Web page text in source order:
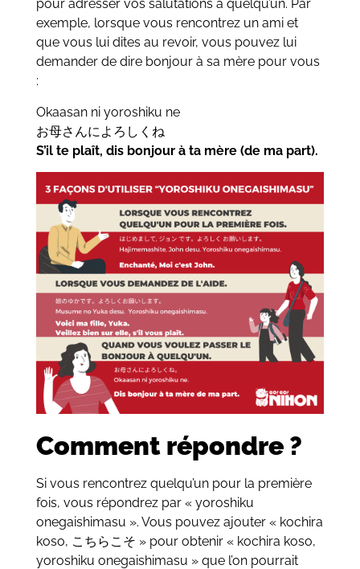
pour adresser vos salutations à quelqu’un. Par
exemple, lorsque vous rencontrez un ami et
que vous lui dites au revoir, vous pouvez lui
demander de dire bonjour à sa mère pour vous
:
Okaasan ni yoroshiku ne
お母さんによろしくね
S’il te plaît, dis bonjour à ta mère (de ma part).
Comment répondre ?
Si vous rencontrez quelqu’un pour la première
fois, vous répondrez par « yoroshiku
onegaishimasu ». Vous pouvez ajouter « kochira
koso, こちらこそ » pour obtenir « kochira koso,
yoroshiku onegaishimasu » que l’on pourrait